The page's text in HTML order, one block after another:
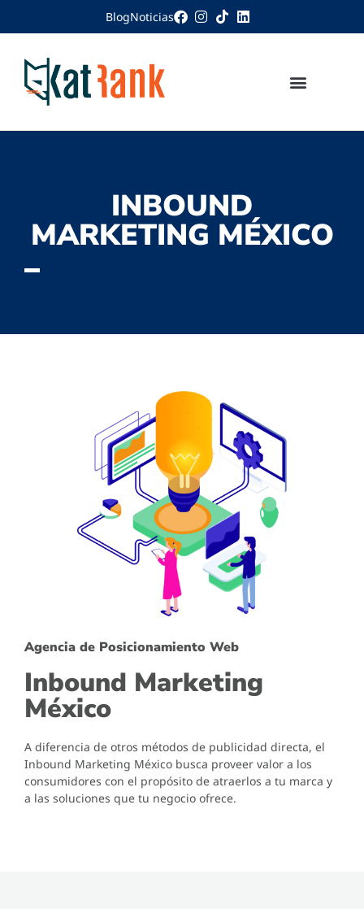
BlogNoticias
INBOUND
MARKETING MÉXICO
Agencia de Posicionamiento Web
Inbound Marketing
México
A diferencia de otros métodos de publicidad directa, el
Inbound Marketing México busca proveer valor a los
consumidores con el propósito de atraerlos a tu marca y
a las soluciones que tu negocio ofrece.